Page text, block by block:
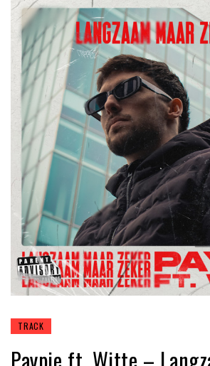
TRACK